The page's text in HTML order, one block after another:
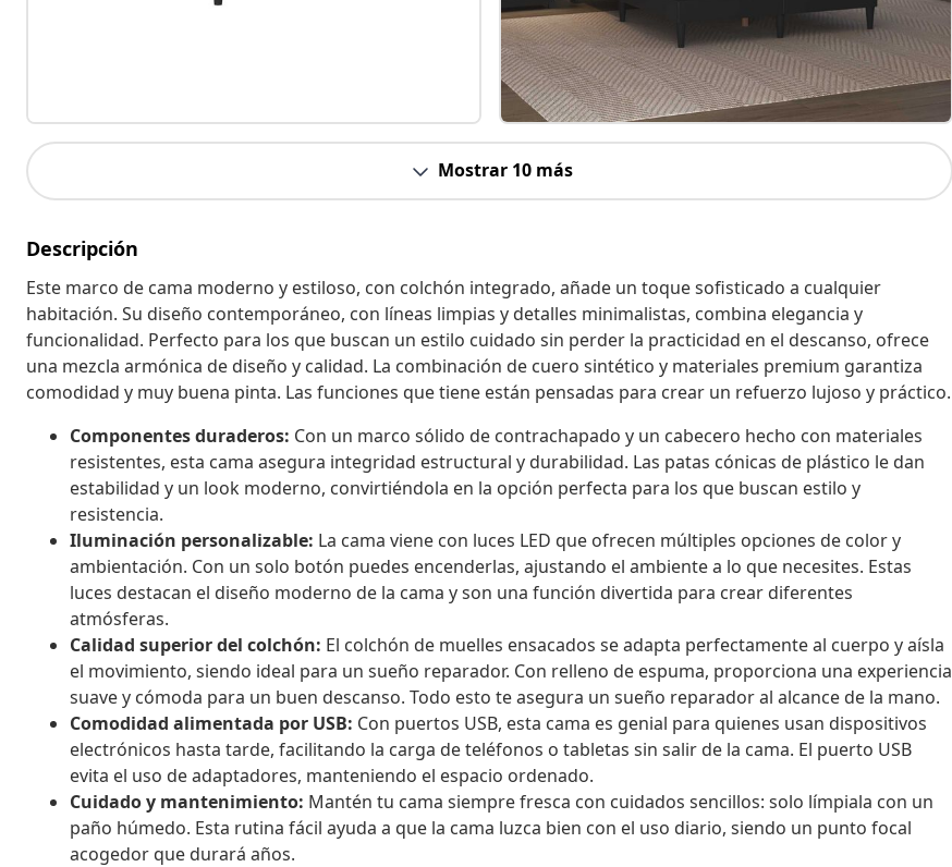
Mostrar 10 más
Descripción
Este marco de cama moderno y estiloso, con colchón integrado, añade un toque sofisticado a cualquier
habitación. Su diseño contemporáneo, con líneas limpias y detalles minimalistas, combina elegancia y
funcionalidad. Perfecto para los que buscan un estilo cuidado sin perder la practicidad en el descanso, ofrece
una mezcla armónica de diseño y calidad. La combinación de cuero sintético y materiales premium garantiza
comodidad y muy buena pinta. Las funciones que tiene están pensadas para crear un refuerzo lujoso y práctico.
Componentes duraderos: Con un marco sólido de contrachapado y un cabecero hecho con materiales
resistentes, esta cama asegura integridad estructural y durabilidad. Las patas cónicas de plástico le dan
estabilidad y un look moderno, convirtiéndola en la opción perfecta para los que buscan estilo y
resistencia.
Iluminación personalizable: La cama viene con luces LED que ofrecen múltiples opciones de color y
ambientación. Con un solo botón puedes encenderlas, ajustando el ambiente a lo que necesites. Estas
luces destacan el diseño moderno de la cama y son una función divertida para crear diferentes
atmósferas.
Calidad superior del colchón: El colchón de muelles ensacados se adapta perfectamente al cuerpo y aísla
el movimiento, siendo ideal para un sueño reparador. Con relleno de espuma, proporciona una experiencia
suave y cómoda para un buen descanso. Todo esto te asegura un sueño reparador al alcance de la mano.
Comodidad alimentada por USB: Con puertos USB, esta cama es genial para quienes usan dispositivos
electrónicos hasta tarde, facilitando la carga de teléfonos o tabletas sin salir de la cama. El puerto USB
evita el uso de adaptadores, manteniendo el espacio ordenado.
Cuidado y mantenimiento: Mantén tu cama siempre fresca con cuidados sencillos: solo límpiala con un
paño húmedo. Esta rutina fácil ayuda a que la cama luzca bien con el uso diario, siendo un punto focal
acogedor que durará años.